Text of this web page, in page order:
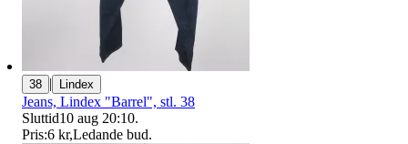
38 | Lindex
Jeans, Lindex "Barrel", stl. 38
Sluttid10 aug 20:10.
Pris:6 kr,Ledande bud.